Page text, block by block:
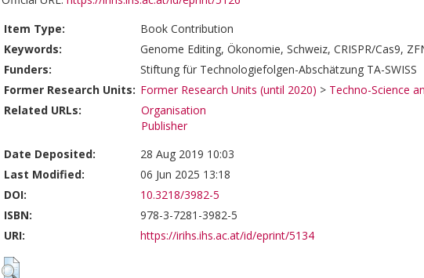
Item Type:
Book Contribution
Keywords:
Genome Editing, Ökonomie, Schweiz, CRISPR/Cas9,
Funders:
Stiftung für Technologiefolgen-Abschätzung TA-SWISS
Former Research Units: Former Research Units (until 2020) > Techno-Science
Related URLs:
Organisation
Publisher
Date Deposited:
28 Aug 2019 10:03
Last Modified:
06 Jun 2025 13:18
DOI:
10.3218/3982-5
ISBN:
978-3-7281-3982-5
URI:
https://irihs.ihs.ac.at/id/eprint/5134